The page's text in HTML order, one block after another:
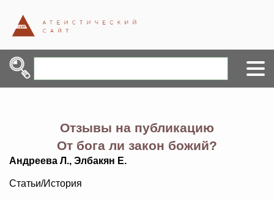
Отзывы на публикацию
От бога ли закон божий?
Андреева Л., Элбакян Е.
Статьи/История